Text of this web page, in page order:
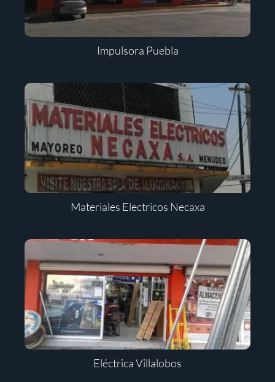
Impulsora Puebla
Materiales Electricos Necaxa
Eléctrica Villalobos